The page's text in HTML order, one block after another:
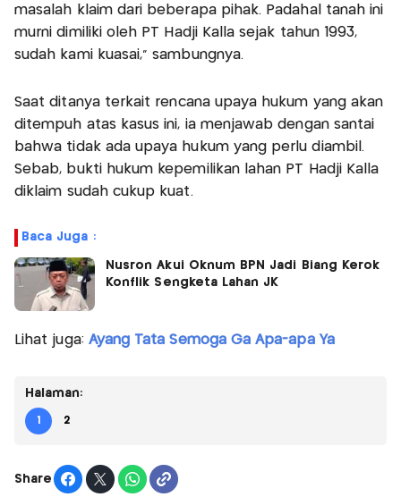
masalah klaim dari beberapa pihak. Padahal tanah ini
murni dimiliki oleh PT Hadji Kalla sejak tahun 1993,
sudah kami kuasai," sambungnya.
Saat ditanya terkait rencana upaya hukum yang akan
ditempuh atas kasus ini, ia menjawab dengan santai
bahwa tidak ada upaya hukum yang perlu diambil.
Sebab, bukti hukum kepemilikan lahan PT Hadji Kalla
diklaim sudah cukup kuat.
Baca Juga :
Nusron Akui Oknum BPN Jadi Biang Kerok
Konflik Sengketa Lahan JK
Lihat juga: Ayang Tata Semoga Ga Apa-apa Ya
Halaman:
1 2
Share